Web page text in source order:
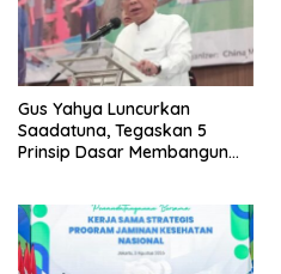
Gus Yahya Luncurkan
Saadatuna, Tegaskan 5
Prinsip Dasar Membangun